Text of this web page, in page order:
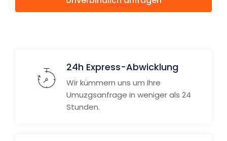
24h Express-Abwicklung
Wir kümmern uns um Ihre
Umuzgsanfrage in weniger als 24
Stunden.